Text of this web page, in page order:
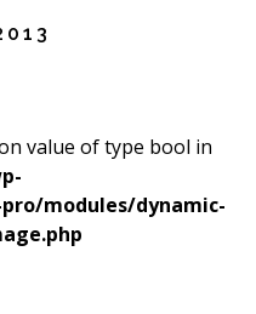
value of type bool in
modules/dynamic-